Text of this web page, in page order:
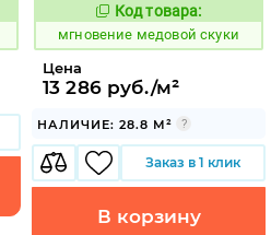
944469
Код товара:
мгновение медовой скуки
Цена
13 286 руб./м²
НАЛИЧИЕ: 28.8 М²
Заказ в 1 клик
В корзину